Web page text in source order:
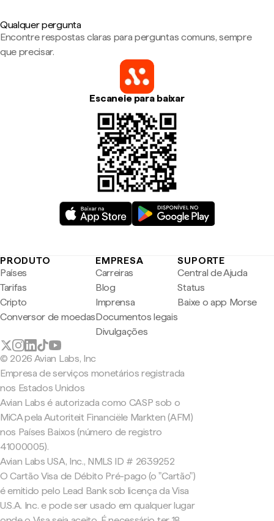
Qualquer pergunta
Encontre respostas claras para perguntas comuns, sempre
que precisar.
Escaneie para baixar
PRODUTO
Países
Tarifas
Cripto
Conversor de moedas
EMPRESA
Carreiras
Blog
Imprensa
Documentos legais
Divulgações
SUPORTE
Central de Ajuda
Status
Baixe o app Morse
© 2026 Avian Labs, Inc
Empresa de serviços monetários registrada
nos Estados Unidos
Avian Labs é autorizada como CASP sob o
MiCA pela Autoriteit Financiële Markten (AFM)
nos Países Baixos (número de registro
41000005).
Avian Labs USA, Inc., NMLS ID # 2639252
O Cartão Visa de Débito Pré-pago (o "Cartão")
é emitido pelo Lead Bank sob licença da Visa
U.S.A. Inc. e pode ser usado em qualquer lugar